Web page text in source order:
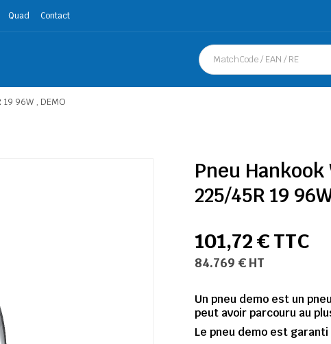
Quad Contact
96W , DEMO
Pneu Hankook
225/45R 19
101,72 € TTC
84.769 € HT
Un pneu demo est un
peut avoir parcouru au
Le pneu demo est